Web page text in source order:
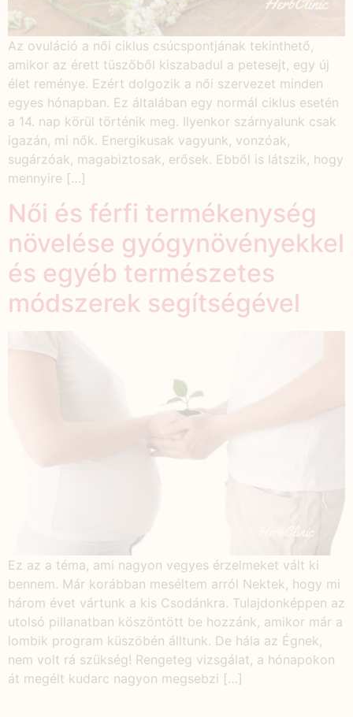
Az ovuláció a női ciklus csúcspontjának tekinthető,
amikor az érett tüszőből kiszabadul a petesejt, egy új
élet reménye. Ezért dolgozik a női szervezet minden
egyes hónapban. Ez általában egy normál ciklus esetén
a 14. nap körül történik meg. Ilyenkor szárnyalunk csak
igazán, mi nők. Energikusak vagyunk, vonzóak,
sugárzóak, magabiztosak, erősek. Ebből is látszik, hogy
mennyire […]
Női és férfi termékenység
növelése gyógynövényekkel
és egyéb természetes
módszerek segítségével
Ez az a téma, ami nagyon vegyes érzelmeket vált ki
bennem. Már korábban meséltem arról Nektek, hogy mi
három évet vártunk a kis Csodánkra. Tulajdonképpen az
utolsó pillanatban köszöntött be hozzánk, amikor már a
lombik program küszöbén álltunk. De hála az Égnek,
nem volt rá szükség! Rengeteg vizsgálat, a hónapokon
át megélt kudarc nagyon megsebzi […]